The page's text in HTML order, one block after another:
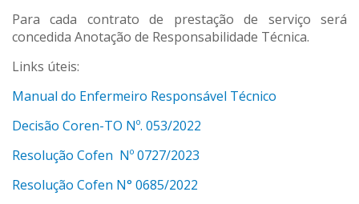
Para cada contrato de prestação de serviço será
concedida Anotação de Responsabilidade Técnica.
Links úteis:
Manual do Enfermeiro Responsável Técnico
Decisão Coren-TO Nº. 053/2022
Resolução Cofen Nº 0727/2023
Resolução Cofen N° 0685/2022